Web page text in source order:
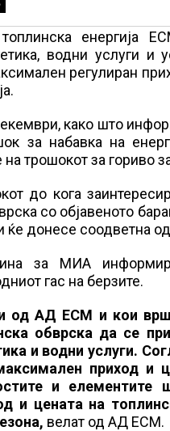
енергија
водни услуги
регулиран
како што
за набавка на
трошокот за гориво
до кога
со објавеното
ќе донесе соодветна
за МИА
гас на берзите.
АД ЕСМ и кои
обврска да се
и водни услуги.
приход и
и
и цената на
велат од АД ЕСМ.